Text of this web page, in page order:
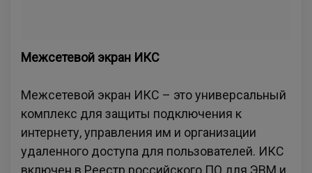
Межсетевой экран ИКС
Межсетевой экран ИКС – это универсальный
комплекс для защиты подключения к
интернету, управления им и организации
удаленного доступа для пользователей. ИКС
включен в Реестр российского ПО для ЭВМ и